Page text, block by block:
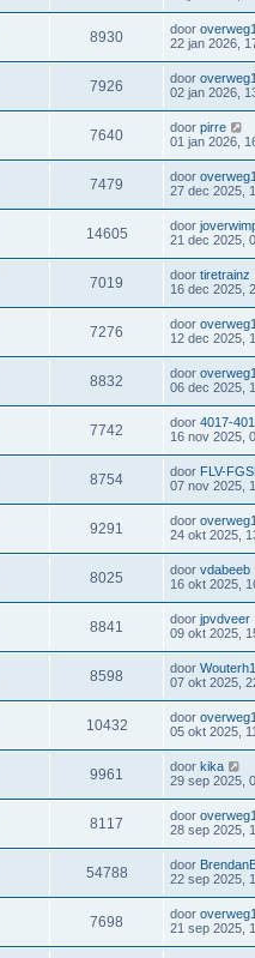
8930 door
22 jan 2026,
7926 door
02 jan 2026,
7640 door pirre
01 jan 2026,
7479 door
27 dec 2025,
14605 door
21 dec 2025,
7019 door tiretrainz
16 dec 2025,
7276 door
12 dec 2025,
8832 door
06 dec 2025,
7742 door 4017-
16 nov 2025,
8754 door FLV-
07 nov 2025,
9291 door
24 okt 2025,
8025 door vdabeeb
16 okt 2025,
8841 door jpvdveer
09 okt 2025,
8598 door
07 okt 2025,
10432 door
05 okt 2025,
9961 door kika
29 sep 2025,
8117 door
28 sep 2025,
54788 door
22 sep 2025,
7698 door
21 sep 2025,